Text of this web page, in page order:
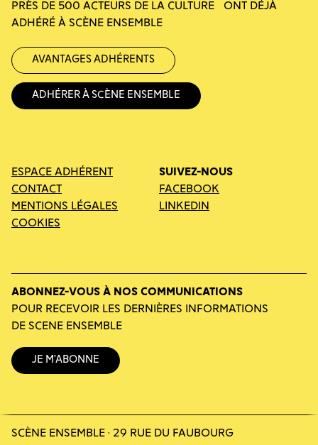
PRÈS DE 500 ACTEURS DE LA CULTURE ONT DÉJÀ
ADHÉRÉ À SCÈNE ENSEMBLE
Avantages adhérents
Adhérer à Scène Ensemble
ESPACE ADHÉRENT
CONTACT
MENTIONS LÉGALES
COOKIES
SUIVEZ-NOUS
FACEBOOK
LINKEDIN
ABONNEZ-VOUS À NOS COMMUNICATIONS
POUR RECEVOIR LES DERNIÈRES INFORMATIONS
DE SCENE ENSEMBLE
Je m’abonne
SCÈNE ENSEMBLE · 29 RUE DU FAUBOURG